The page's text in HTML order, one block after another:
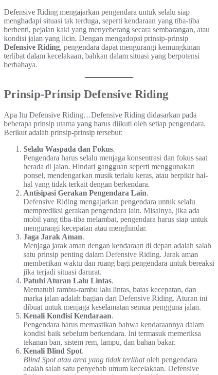
Defensive Riding mengajarkan pengendara untuk selalu siap
menghadapi situasi tak terduga, seperti kendaraan yang tiba-tiba
berhenti, pejalan kaki yang menyeberang secara sembarangan, atau
kondisi jalan yang licin. Dengan mengadopsi prinsip-prinsip
Defensive Riding, pengendara dapat mengurangi kemungkinan
terlibat dalam kecelakaan, bahkan dalam situasi yang berpotensi
berbahaya.
Prinsip-Prinsip Defensive Riding
Apa Itu Defensive Riding…Defensive Riding didasarkan pada
beberapa prinsip utama yang harus diikuti oleh setiap pengendara.
Berikut adalah prinsip-prinsip tersebut:
Selalu Waspada dan Fokus.
Pengendara harus selalu menjaga konsentrasi dan fokus saat
berada di jalan. Hindari gangguan seperti menggunakan
ponsel, mendengarkan musik terlalu keras, atau berpikir hal-
hal yang tidak terkait dengan berkendara.
Antisipasi Gerakan Pengendara Lain.
Defensive Riding mengajarkan pengendara untuk selalu
memprediksi gerakan pengendara lain. Misalnya, jika ada
mobil yang tiba-tiba melambat, pengendara harus siap untuk
mengurangi kecepatan atau menghindar.
Jaga Jarak Aman.
Menjaga jarak aman dengan kendaraan di depan adalah salah
satu prinsip penting dalam Defensive Riding. Jarak aman
memberikan waktu dan ruang bagi pengendara untuk bereaksi
jika terjadi situasi darurat.
Patuhi Aturan Lalu Lintas.
Mematuhi rambu-rambu lalu lintas, batas kecepatan, dan
marka jalan adalah bagian dari Defensive Riding. Aturan ini
dibuat untuk menjaga keselamatan semua pengguna jalan.
Kenali Kondisi Kendaraan.
Pengendara harus memastikan bahwa kendaraannya dalam
kondisi baik sebelum berkendara. Ini termasuk memeriksa
tekanan ban, sistem rem, lampu, dan bahan bakar.
Kenali Blind Spot.
Blind Spot atau area yang tidak terlihatoleh pengendara
adalah salah satu penyebab umum kecelakaan. Defensive